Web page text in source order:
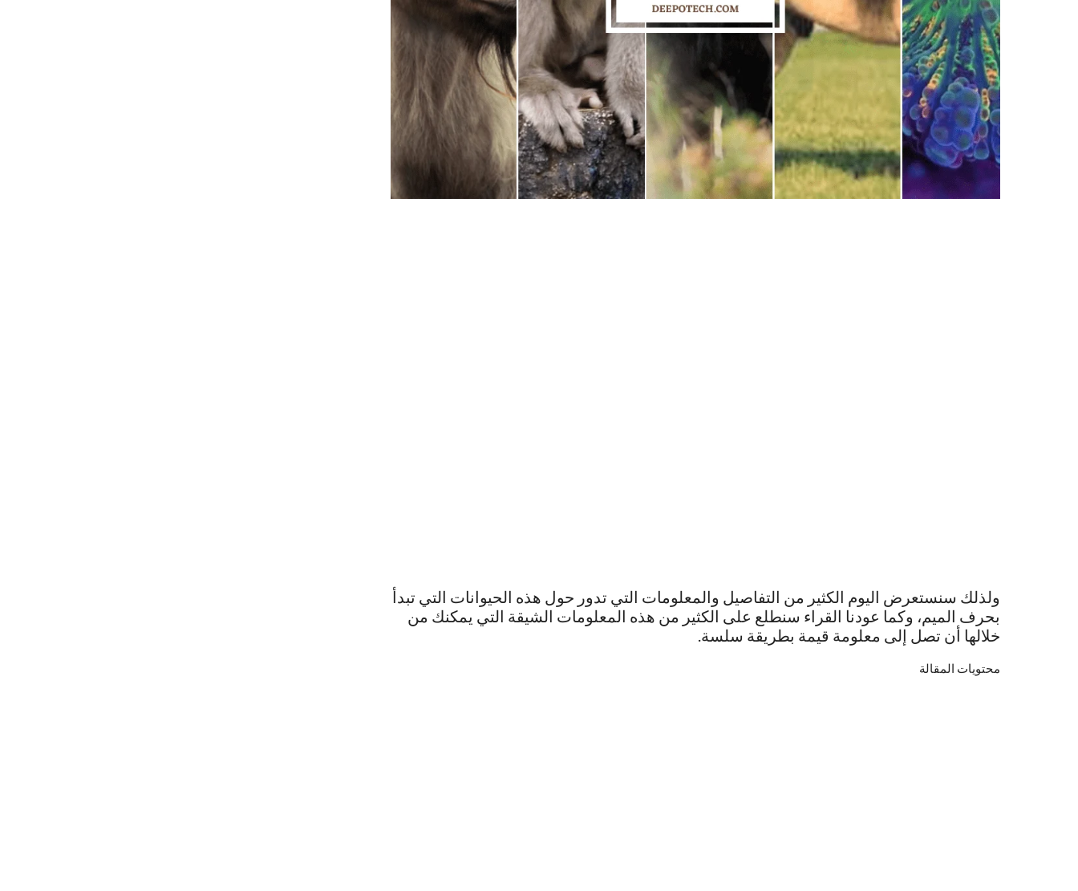
ولذلك سنستعرض اليوم الكثير من التفاصيل والمعلومات التي تدور حول هذه الحيوانات التي تبدأ
بحرف الميم، وكما عودنا القراء سنطلع على الكثير من هذه المعلومات الشيقة التي يمكنك من
خلالها أن تصل إلى معلومة قيمة بطريقة سلسة.
محتويات المقالة